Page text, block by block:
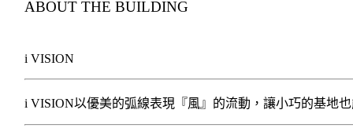
ABOUT THE BUILDING
i VISION
i VISION以優美的弧線表現『風』的流動，讓小巧的基地